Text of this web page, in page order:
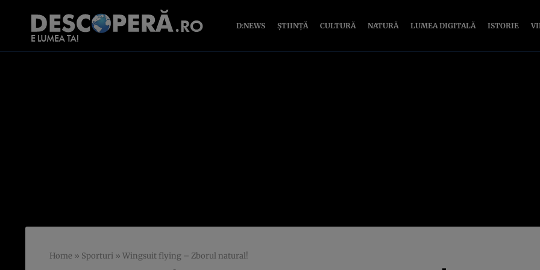
D:NEWS ȘTIINȚĂ CULTURĂ NATURĂ LUMEA DIGITALĂ ISTORIE
Home » Sporturi » Wingsuit flying – Zborul natural!